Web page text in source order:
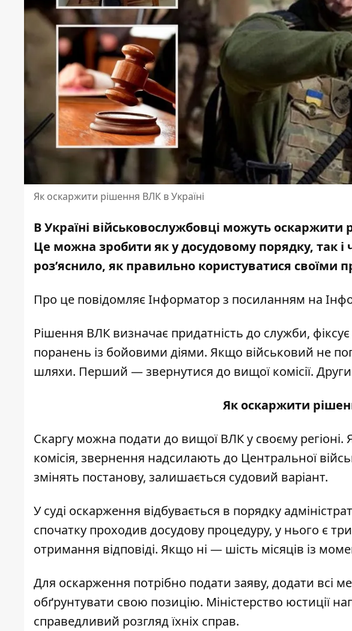
Як оскаржити рішення ВЛК в Україні
В Україні військовослужбовці можуть оскаржити
Це можна зробити як у досудовому порядку, так і
роз’яснило, як правильно користуватися своїми
Про це повідомляє Інформатор з посиланням на
Рішення ВЛК визначає придатність до служби,
поранень із бойовими діями. Якщо військовий не
шляхи. Перший — звернутися до вищої комісії.
Як оскаржити
Скаргу можна подати до вищої ВЛК у своєму
комісія, звернення надсилають до Центральної
змінять постанову, залишається судовий варіант.
У суді оскарження відбувається в порядку
спочатку проходив досудову процедуру, у нього є
отримання відповіді. Якщо ні — шість місяців із
Для оскарження потрібно подати заяву, додати всі
обґрунтувати свою позицію. Міністерство юстиції
справедливий розгляд їхніх справ.